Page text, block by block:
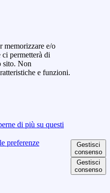
memorizzare e/o
permetterà di
sito. Non
e funzioni.
di più su questi
preferenze
Gestisci
consenso
Gestisci
consenso